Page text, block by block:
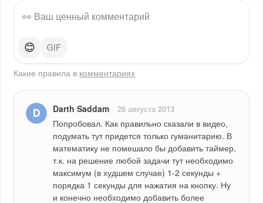
😊
Какие правила в комментариях
Darth Saddam 28 августа 2013
Попробовал. Как правильно сказали в видео,
подумать тут придется только гуманитарию. В
математику не помешало бы добавить таймер,
т.к. на решение любой задачи тут необходимо
максимум (в худшем случае) 1-2 секунды +
порядка 1 секунды для нажатия на кнопку. Ну
и конечно необходимо добавить более